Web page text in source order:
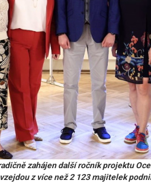
zahájen další ročník projektu
z více než 2 123 majitelek